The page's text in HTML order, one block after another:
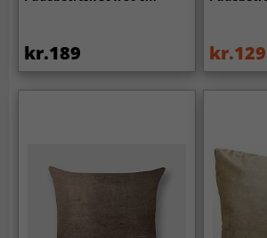
kr.189 kr.129